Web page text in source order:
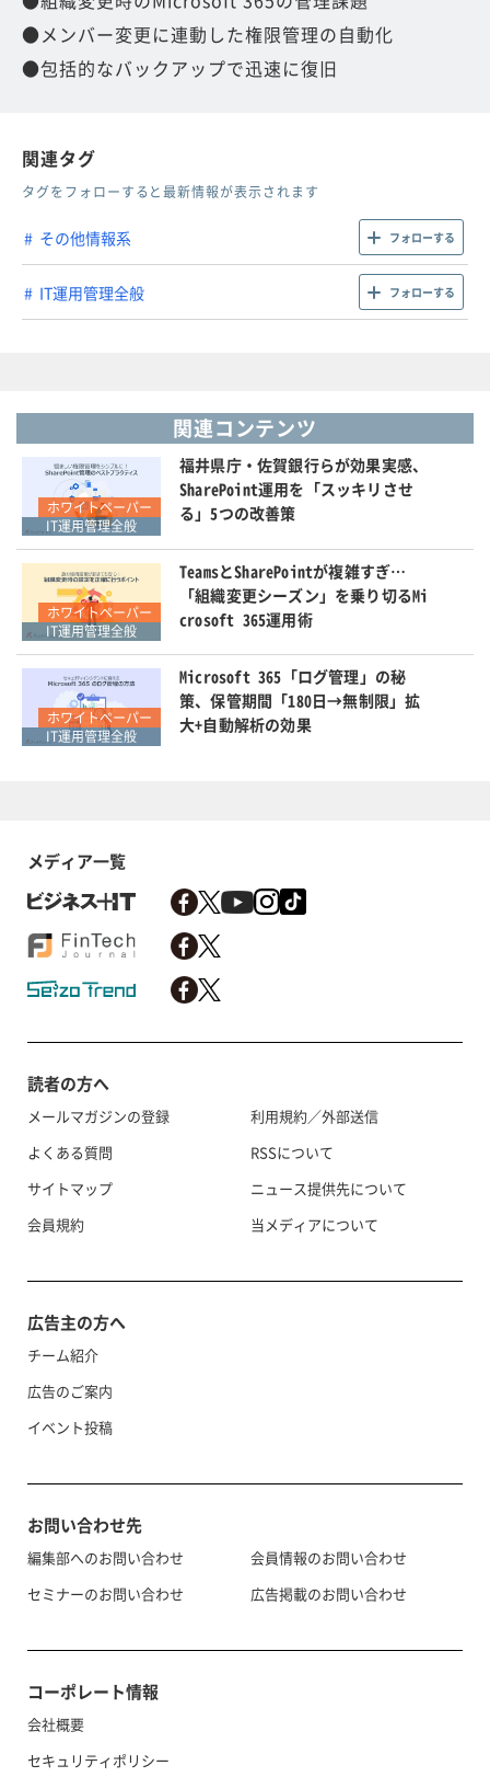
●メンバー変更に連動した権限管理の自動化
●包括的なバックアップで迅速に復旧
関連タグ
タグをフォローすると最新情報が表示されます
その他情報系 フォローする
IT運用管理全般 フォローする
関連コンテンツ
ホワイトペーパー
IT運用管理全般
福井県庁・佐賀銀行らが効果実感、
SharePoint運用を「スッキリさせ
る」5つの改善策
ホワイトペーパー
IT運用管理全般
TeamsとSharePointが複雑すぎ…
「組織変更シーズン」を乗り切るMi
crosoft 365運用術
ホワイトペーパー
IT運用管理全般
Microsoft 365「ログ管理」の秘
策、保管期間「180日→無制限」拡
大+自動解析の効果
メディア一覧
読者の方へ
メールマガジンの登録
よくある質問
サイトマップ
会員規約
利用規約／外部送信
RSSについて
ニュース提供先について
当メディアについて
広告主の方へ
チーム紹介
広告のご案内
イベント投稿
お問い合わせ先
編集部へのお問い合わせ
セミナーのお問い合わせ
会員情報のお問い合わせ
広告掲載のお問い合わせ
コーポレート情報
会社概要
セキュリティポリシー